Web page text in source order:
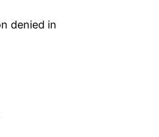
denied in